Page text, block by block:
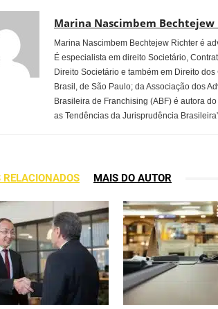
Marina Nascimbem
Marina Nascimbem Bechtejew Richter é
É especialista em direito Societário,
Direito Societário e também em Direito
Brasil, de São Paulo; da Associação dos
Brasileira de Franchising (ABF) é autora
as Tendências da Jurisprudência
RELACIONADOS MAIS DO AUTOR